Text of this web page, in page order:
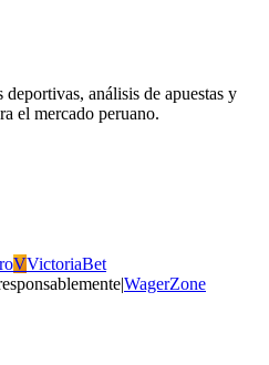
análisis de apuestas y
el mercado peruano.
VVictoriaBet
|WagerZone